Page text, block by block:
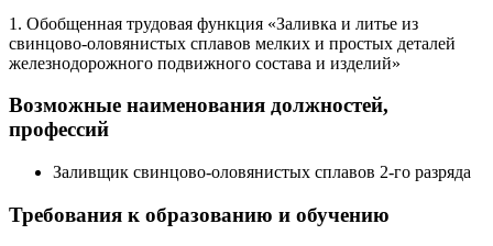
1. Обобщенная трудовая функция «Заливка и литье из
свинцово-оловянистых сплавов мелких и простых деталей
железнодорожного подвижного состава и изделий»
Возможные наименования должностей,
профессий
Заливщик свинцово-оловянистых сплавов 2-го разряда
Требования к образованию и обучению